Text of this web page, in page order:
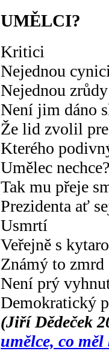
UMĚLCI?
Kritici
Nejednou
Nejednou zrůdy
Není jim dáno
Že lid zvolil
Kterého
Umělec nechce?
Tak mu přeje
Prezidenta ať
Usmrtí
Veřejně s
Známý to zmrd
Není prý
Demokratický
(Jiří Dědeček
umělce, co